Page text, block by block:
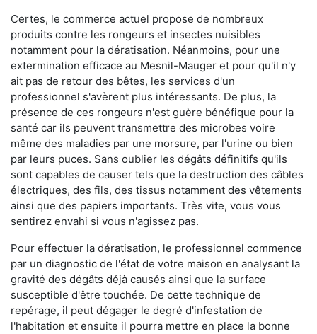
Certes, le commerce actuel propose de nombreux
produits contre les rongeurs et insectes nuisibles
notamment pour la dératisation. Néanmoins, pour une
extermination efficace au Mesnil-Mauger et pour qu'il n'y
ait pas de retour des bêtes, les services d'un
professionnel s'avèrent plus intéressants. De plus, la
présence de ces rongeurs n'est guère bénéfique pour la
santé car ils peuvent transmettre des microbes voire
même des maladies par une morsure, par l'urine ou bien
par leurs puces. Sans oublier les dégâts définitifs qu'ils
sont capables de causer tels que la destruction des câbles
électriques, des fils, des tissus notamment des vêtements
ainsi que des papiers importants. Très vite, vous vous
sentirez envahi si vous n'agissez pas.
Pour effectuer la dératisation, le professionnel commence
par un diagnostic de l'état de votre maison en analysant la
gravité des dégâts déjà causés ainsi que la surface
susceptible d'être touchée. De cette technique de
repérage, il peut dégager le degré d'infestation de
l'habitation et ensuite il pourra mettre en place la bonne